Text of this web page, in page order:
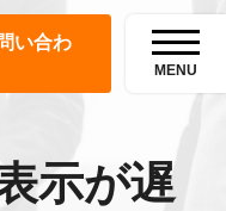
い合わ
MENU
示が遅